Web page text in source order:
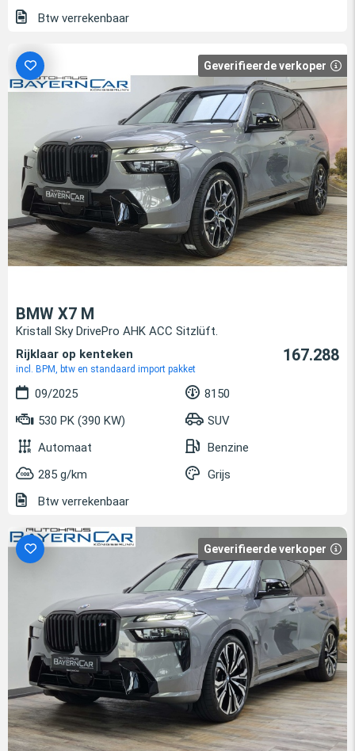
Btw verrekenbaar
Geverifieerde verkoper
BMW X7 M
Kristall Sky DrivePro AHK ACC Sitzlüft.
Rijklaar op kenteken
incl. BPM, btw en standaard import pakket
167.288
09/2025
8150
530 PK (390 KW)
SUV
Automaat
Benzine
285 g/km
Grijs
Btw verrekenbaar
Geverifieerde verkoper